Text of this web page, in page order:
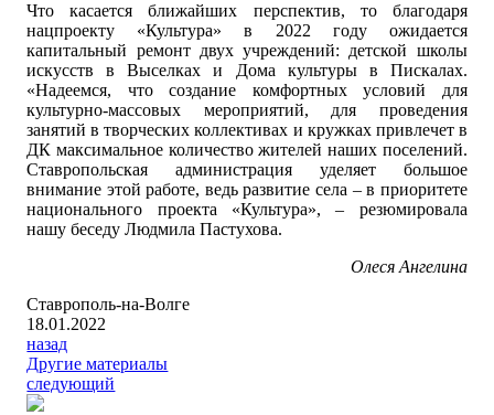
Что касается ближайших перспектив, то благодаря
нацпроекту «Культура» в 2022 году ожидается
капитальный ремонт двух учреждений: детской школы
искусств в Выселках и Дома культуры в Пискалах.
«Надеемся, что создание комфортных условий для
культурно-массовых мероприятий, для проведения
занятий в творческих коллективах и кружках привлечет в
ДК максимальное количество жителей наших поселений.
Ставропольская администрация уделяет большое
внимание этой работе, ведь развитие села – в приоритете
национального проекта «Культура», – резюмировала
нашу беседу Людмила Пастухова.
Олеся Ангелина
Ставрополь-на-Волге
18.01.2022
назад
Другие материалы
следующий